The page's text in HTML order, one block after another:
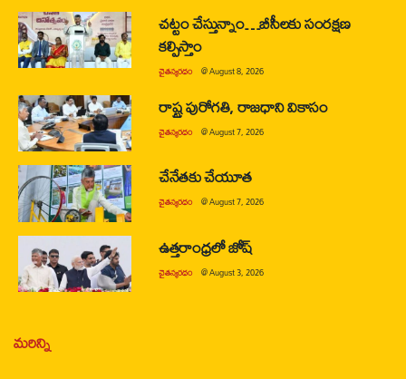
చట్టం చేస్తున్నాం…బీసీలకు సంరక్షణ
కల్పిస్తాం
చైతన్యరధం @August 8, 2026
రాష్ట్ర పురోగతి, రాజధాని వికాసం
చైతన్యరధం @August 7, 2026
చేనేతకు చేయూత
చైతన్యరధం @August 7, 2026
ఉత్తరాంధ్రలో జోష్
చైతన్యరధం @August 3, 2026
మరిన్ని